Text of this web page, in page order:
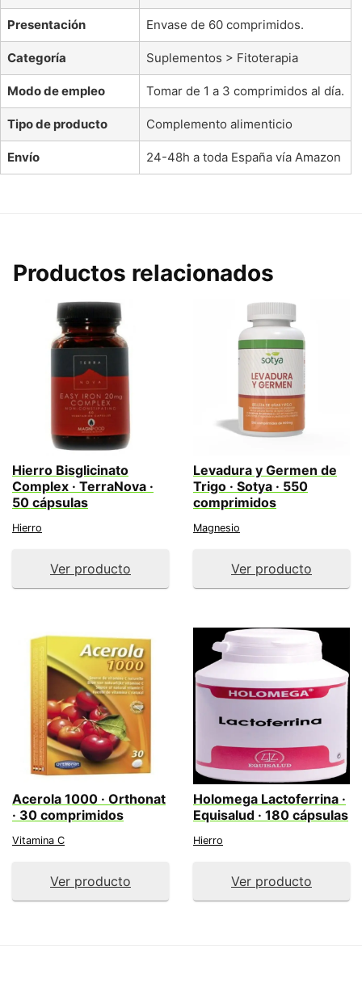
Presentación Envase de 60 comprimidos.
Categoría Suplementos > Fitoterapia
Modo de empleo Tomar de 1 a 3 comprimidos al día.
Tipo de producto Complemento alimenticio
Envío 24-48h a toda España vía Amazon
Productos relacionados
Hierro Bisglicinato
Complex · TerraNova ·
50 cápsulas
Hierro
Ver producto
Levadura y Germen de
Trigo · Sotya · 550
comprimidos
Magnesio
Ver producto
Acerola 1000 · Orthonat
· 30 comprimidos
Vitamina C
Ver producto
Holomega Lactoferrina ·
Equisalud · 180 cápsulas
Hierro
Ver producto